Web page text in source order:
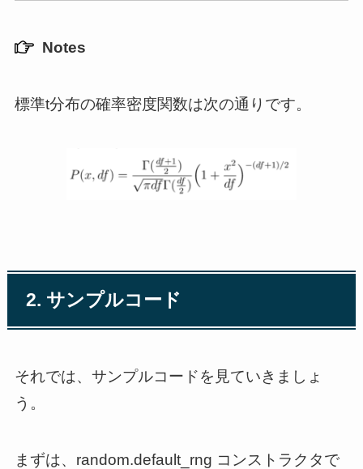
Notes
標準t分布の確率密度関数は次の通りです。
2. サンプルコード
それでは、サンプルコードを見ていきましょ
う。
まずは、random.default_rng コンストラクタで